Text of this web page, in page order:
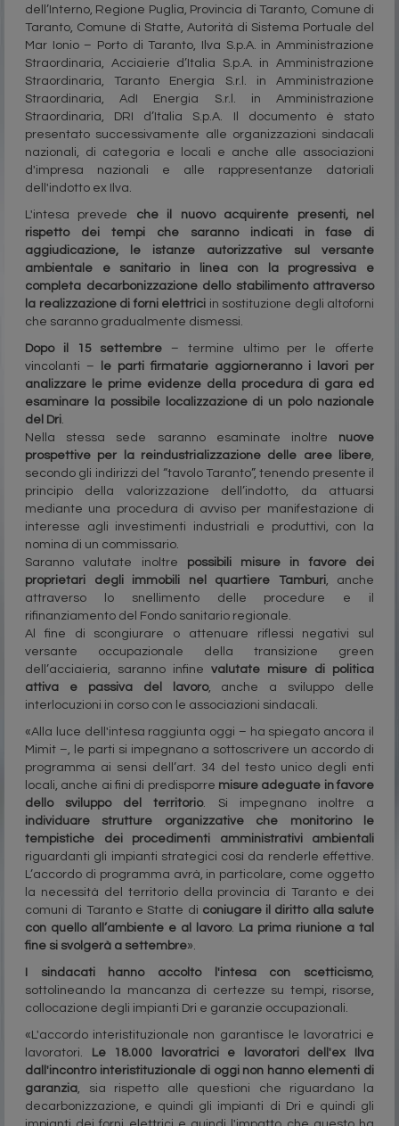
dell’Interno, Regione Puglia, Provincia di Taranto, Comune di
Taranto, Comune di Statte, Autorità di Sistema Portuale del
Mar Ionio – Porto di Taranto, Ilva S.p.A. in Amministrazione
Straordinaria, Acciaierie d’Italia S.p.A. in Amministrazione
Straordinaria, Taranto Energia S.r.l. in Amministrazione
Straordinaria, AdI Energia S.r.l. in Amministrazione
Straordinaria, DRI d’Italia S.p.A. Il documento è stato
presentato successivamente alle organizzazioni sindacali
nazionali, di categoria e locali e anche alle associazioni
d'impresa nazionali e alle rappresentanze datoriali
dell'indotto ex Ilva.
L'intesa prevede che il nuovo acquirente presenti, nel
rispetto dei tempi che saranno indicati in fase di
aggiudicazione, le istanze autorizzative sul versante
ambientale e sanitario in linea con la progressiva e
completa decarbonizzazione dello stabilimento attraverso
la realizzazione di forni elettrici in sostituzione degli altoforni
che saranno gradualmente dismessi.
Dopo il 15 settembre – termine ultimo per le offerte
vincolanti – le parti firmatarie aggiorneranno i lavori per
analizzare le prime evidenze della procedura di gara ed
esaminare la possibile localizzazione di un polo nazionale
del Dri.
Nella stessa sede saranno esaminate inoltre nuove
prospettive per la reindustrializzazione delle aree libere,
secondo gli indirizzi del “tavolo Taranto”, tenendo presente il
principio della valorizzazione dell’indotto, da attuarsi
mediante una procedura di avviso per manifestazione di
interesse agli investimenti industriali e produttivi, con la
nomina di un commissario.
Saranno valutate inoltre possibili misure in favore dei
proprietari degli immobili nel quartiere Tamburi, anche
attraverso lo snellimento delle procedure e il
rifinanziamento del Fondo sanitario regionale.
Al fine di scongiurare o attenuare riflessi negativi sul
versante occupazionale della transizione green
dell’acciaieria, saranno infine valutate misure di politica
attiva e passiva del lavoro, anche a sviluppo delle
interlocuzioni in corso con le associazioni sindacali.
«Alla luce dell'intesa raggiunta oggi – ha spiegato ancora il
Mimit –, le parti si impegnano a sottoscrivere un accordo di
programma ai sensi dell’art. 34 del testo unico degli enti
locali, anche ai fini di predisporre misure adeguate in favore
dello sviluppo del territorio. Si impegnano inoltre a
individuare strutture organizzative che monitorino le
tempistiche dei procedimenti amministrativi ambientali
riguardanti gli impianti strategici così da renderle effettive.
L’accordo di programma avrà, in particolare, come oggetto
la necessità del territorio della provincia di Taranto e dei
comuni di Taranto e Statte di coniugare il diritto alla salute
con quello all’ambiente e al lavoro. La prima riunione a tal
fine si svolgerà a settembre».
I sindacati hanno accolto l'intesa con scetticismo,
sottolineando la mancanza di certezze su tempi, risorse,
collocazione degli impianti Dri e garanzie occupazionali.
«L'accordo interistituzionale non garantisce le lavoratrici e
lavoratori.
Le 18.000 lavoratrici e lavoratori dell'ex Ilva
dall'incontro interistituzionale di oggi non hanno elementi di
garanzia, sia rispetto alle questioni che riguardano la
decarbonizzazione, e quindi gli impianti di Dri e quindi gli